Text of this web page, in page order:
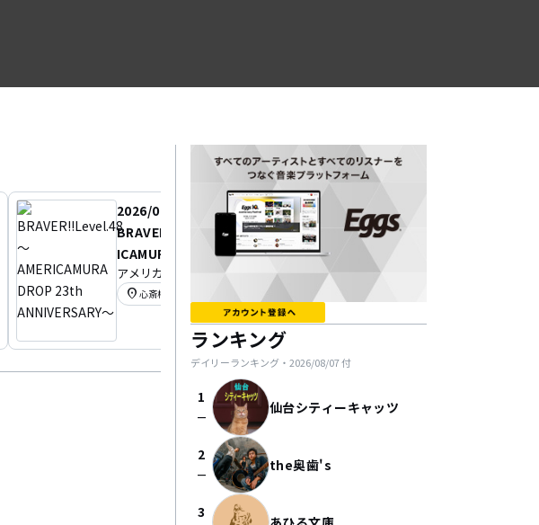
2026/09/02
BRAVER!!Level.48 〜AMER
ICAMURA DROP 23th ANNI
VERSARY〜
アメリカ村 DROP
location_on 心斎橋
ランキング
デイリーランキング・ 2026/08/07付
1
check_indeterminate_small 仙台シティーキャッツ
2
check_indeterminate_small the奥歯's
3